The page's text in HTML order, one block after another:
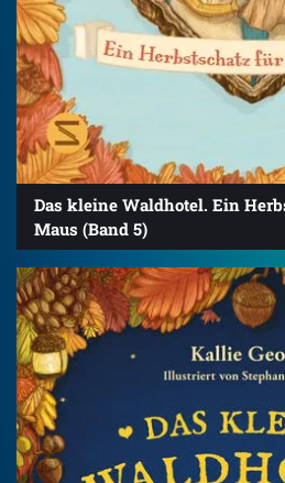
Das kleine Waldhotel. Ein
Maus (Band 5)